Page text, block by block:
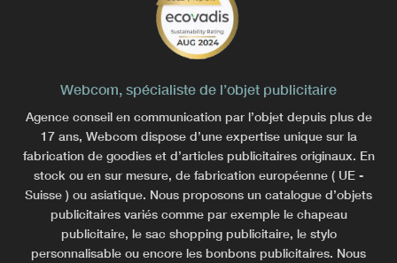
Webcom, spécialiste de l’objet publicitaire
Agence conseil en communication par l’objet depuis plus de
17 ans, Webcom dispose d’une expertise unique sur la
fabrication de goodies et d’articles publicitaires originaux. En
stock ou en sur mesure, de fabrication européenne ( UE -
Suisse ) ou asiatique. Nous proposons un catalogue d’objets
publicitaires variés comme par exemple le chapeau
publicitaire, le sac shopping publicitaire, le stylo
personnalisable ou encore les bonbons publicitaires. Nous